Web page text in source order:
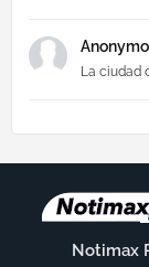
La ciudad
Notimax